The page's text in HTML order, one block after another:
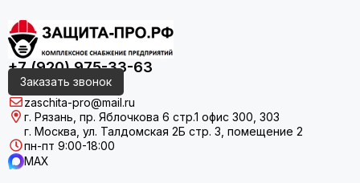
+7 (920) 975-33-63
Заказать звонок
zaschita-pro@mail.ru
г. Рязань, пр. Яблочкова 6 стр.1 офис 300, 303
г. Москва, ул. Талдомская 2Б стр. 3, помещение 2
пн-пт 9:00-18:00
MAX